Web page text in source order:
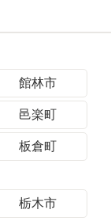
館林市
邑楽町
板倉町
栃木市